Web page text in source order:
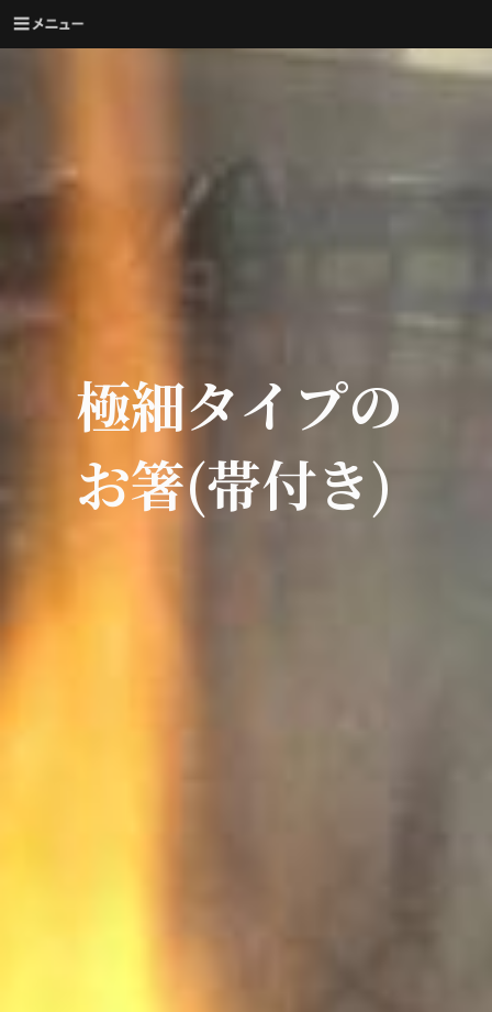
極細タイプの
お箸(帯付き)